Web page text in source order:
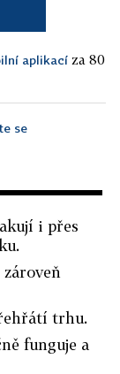
aplikací za 80
se
i přes
trhu.
funguje a